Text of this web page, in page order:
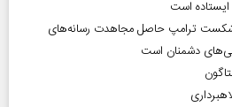
است
شکست ترامپ حاصل مجاهدت رسانه‌های
دشمنان است